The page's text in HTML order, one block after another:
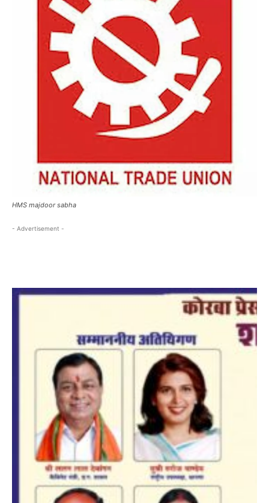
HMS majdoor sabha
- Advertisement -